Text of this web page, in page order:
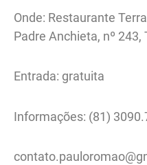
Onde: Restaurante
Padre Anchieta, nº 243,
Entrada: gratuita
Informações: (81)